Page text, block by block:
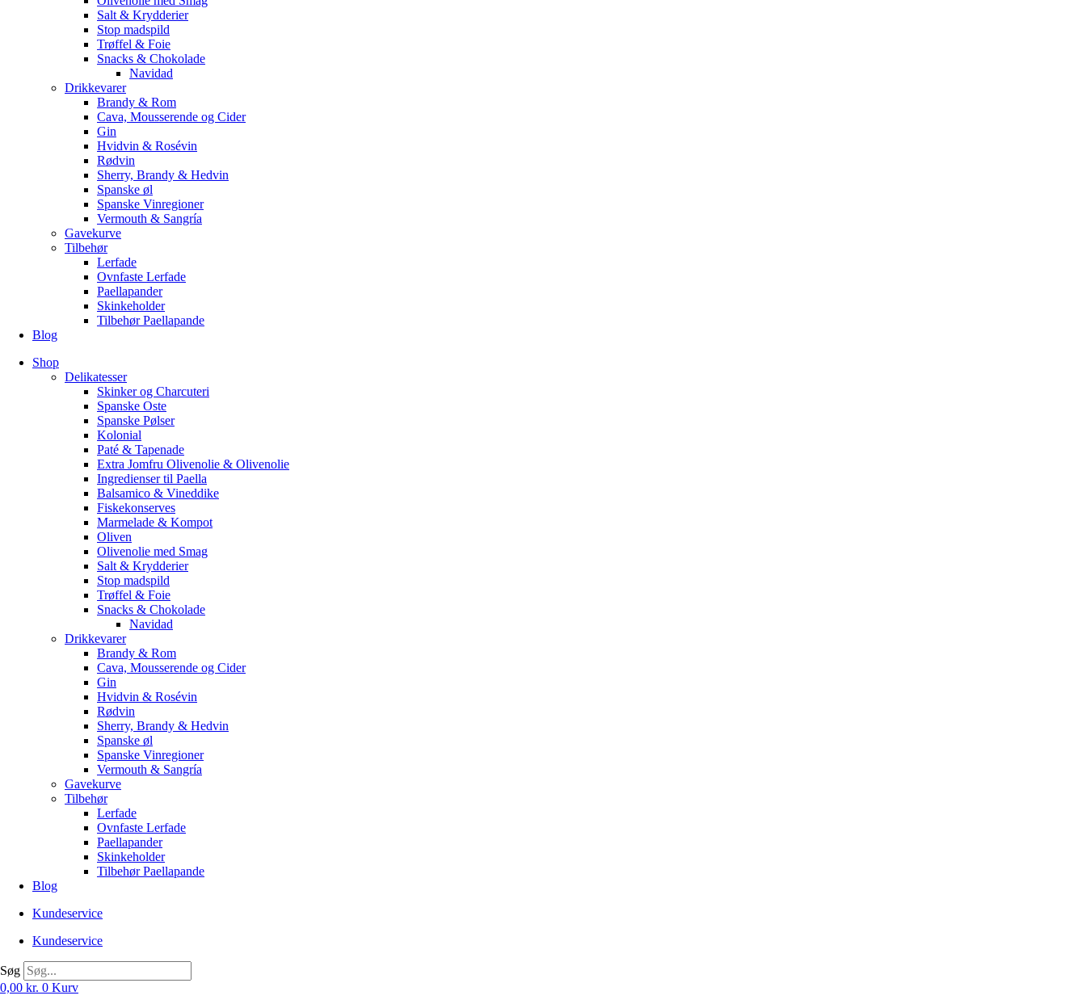
Salt & Krydderier
Stop madspild
Trøffel & Foie
Snacks & Chokolade
Navidad
Drikkevarer
Brandy & Rom
Cava, Mousserende og Cider
Gin
Hvidvin & Rosévin
Rødvin
Sherry, Brandy & Hedvin
Spanske øl
Spanske Vinregioner
Vermouth & Sangría
Gavekurve
Tilbehør
Lerfade
Ovnfaste Lerfade
Paellapander
Skinkeholder
Tilbehør Paellapande
Blog
Shop
Delikatesser
Skinker og Charcuteri
Spanske Oste
Spanske Pølser
Kolonial
Paté & Tapenade
Extra Jomfru Olivenolie & Olivenolie
Ingredienser til Paella
Balsamico & Vineddike
Fiskekonserves
Marmelade & Kompot
Oliven
Olivenolie med Smag
Salt & Krydderier
Stop madspild
Trøffel & Foie
Snacks & Chokolade
Navidad
Drikkevarer
Brandy & Rom
Cava, Mousserende og Cider
Gin
Hvidvin & Rosévin
Rødvin
Sherry, Brandy & Hedvin
Spanske øl
Spanske Vinregioner
Vermouth & Sangría
Gavekurve
Tilbehør
Lerfade
Ovnfaste Lerfade
Paellapander
Skinkeholder
Tilbehør Paellapande
Blog
Kundeservice
Kundeservice
Søg
0,00 kr. 0 Kurv